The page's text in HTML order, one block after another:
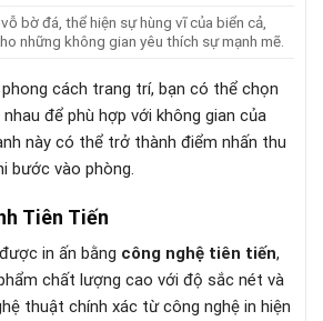
bờ đá, thể hiện sự hùng vĩ của biển cả,
những không gian yêu thích sự mạnh mẽ.
cách trang trí, bạn có thể chọn
để phù hợp với không gian của
này có thể trở thành điểm nhấn thu
bước vào phòng.
Tiên Tiến
in ấn bằng công nghệ tiên tiến,
chất lượng cao với độ sắc nét và
thuật chính xác từ công nghệ in hiện